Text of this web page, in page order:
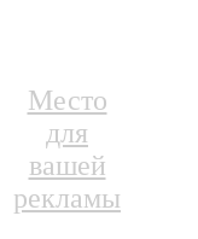
Место
для
вашей
рекламы